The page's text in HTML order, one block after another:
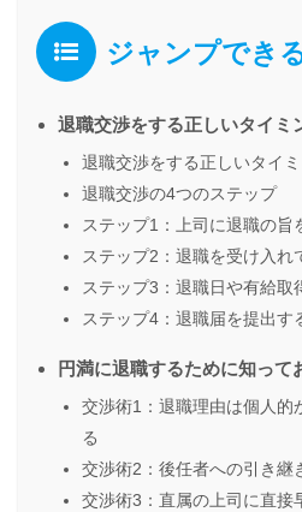
ジャンプでき
退職交渉をする正しいタイミ
退職交渉をする正しいタイ
退職交渉の4つのステップ
ステップ1：上司に退職の旨
ステップ2：退職を受け入れ
ステップ3：退職日や有給取
ステップ4：退職届を提出す
円満に退職するために知って
交渉術1：退職理由は個人的
る
交渉術2：後任者への引き継
交渉術3：直属の上司に直接